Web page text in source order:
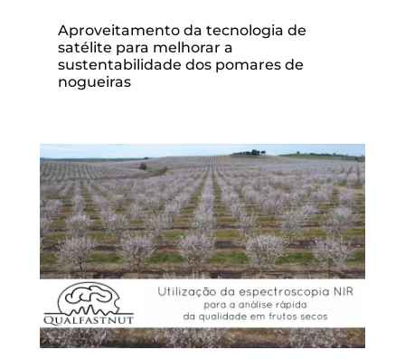
Aproveitamento da tecnologia de
satélite para melhorar a
sustentabilidade dos pomares de
nogueiras